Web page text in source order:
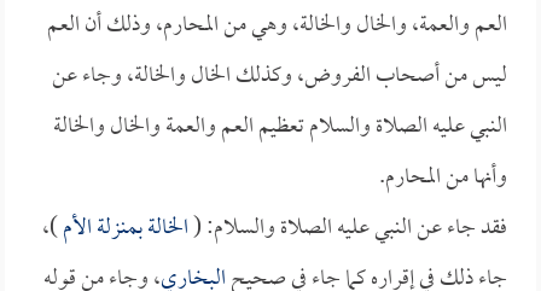
العم والعمة، والخال والخالة، وهي من المحارم، وذلك أن العم
ليس من أصحاب الفروض، وكذلك الخال والخالة، وجاء عن
النبي عليه الصلاة والسلام تعظيم العم والعمة والخال والخالة
وأنها من المحارم.
فقد جاء عن النبي عليه الصلاة والسلام: (الخالة بمنزلة الأم)،
جاء ذلك في إقراره كما جاء في صحيحالبخاري، وجاء من قوله